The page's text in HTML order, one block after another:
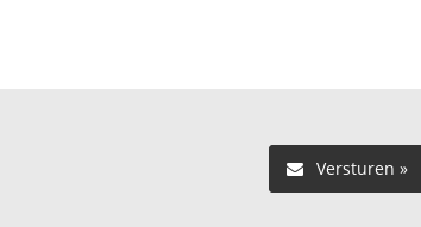
Versturen »